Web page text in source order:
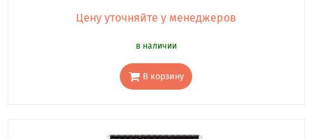
Цену уточняйте у менеджеров
в наличии
В корзину